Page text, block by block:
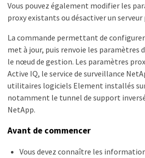
Vous pouvez également modifier les
proxy existants ou désactiver un serveur
La commande permettant de
met à jour, puis renvoie les paramètres
le nœud de gestion. Les paramètres
Active IQ, le service de surveillance
utilitaires logiciels Element installés
notamment le tunnel de support
NetApp.
Avant de commencer
Vous devez connaître les